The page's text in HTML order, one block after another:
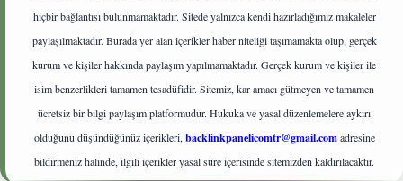
hiçbir bağlantısı bulunmamaktadır. Sitede yalnızca kendi hazırladığımız makaleler
paylaşılmaktadır. Burada yer alan içerikler haber niteliği taşımamakta olup, gerçek
kurum ve kişiler hakkında paylaşım yapılmamaktadır. Gerçek kurum ve kişiler ile
isim benzerlikleri tamamen tesadüfidir. Sitemiz, kar amacı gütmeyen ve tamamen
ücretsiz bir bilgi paylaşım platformudur. Hukuka ve yasal düzenlemelere aykırı
olduğunu düşündüğünüz içerikleri, backlinkpanelicomtr@gmail.comadresine
bildirmeniz halinde, ilgili içerikler yasal süre içerisinde sitemizden kaldırılacaktır.